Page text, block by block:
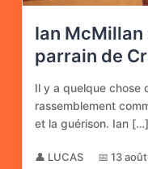
Ian McMillan
parrain de
Il y a quelque chose
rassemblement
et la guérison. Ian […]
👤 LUCAS 📅 13